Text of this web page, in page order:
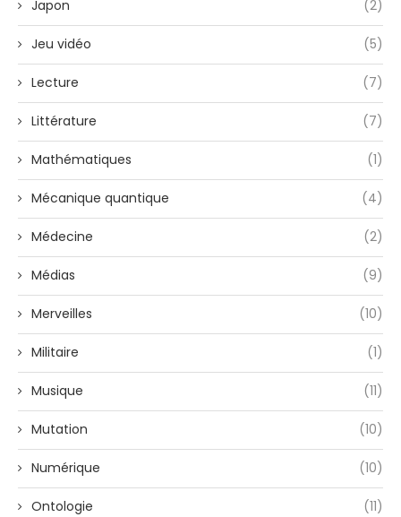
Japon (2)
Jeu vidéo (5)
Lecture (7)
Littérature (7)
Mathématiques (1)
Mécanique quantique (4)
Médecine (2)
Médias (9)
Merveilles (10)
Militaire (1)
Musique (11)
Mutation (10)
Numérique (10)
Ontologie (11)